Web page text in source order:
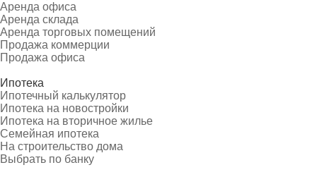
Аренда офиса
Аренда склада
Аренда торговых помещений
Продажа коммерции
Продажа офиса
Ипотека
Ипотечный калькулятор
Ипотека на новостройки
Ипотека на вторичное жилье
Семейная ипотека
На строительство дома
Выбрать по банку